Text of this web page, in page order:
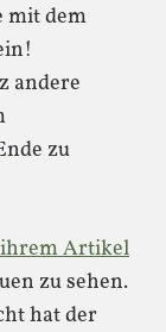
mit dem
andere
zu
ihrem Artikel
zu sehen.
hat der